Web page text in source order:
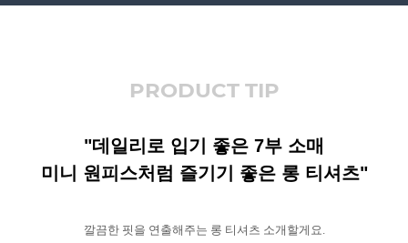
PRODUCT TIP
"데일리로 입기 좋은 7부 소매
미니 원피스처럼 즐기기 좋은 롱 티셔츠"
깔끔한 핏을 연출해주는 롱 티셔츠 소개할게요.